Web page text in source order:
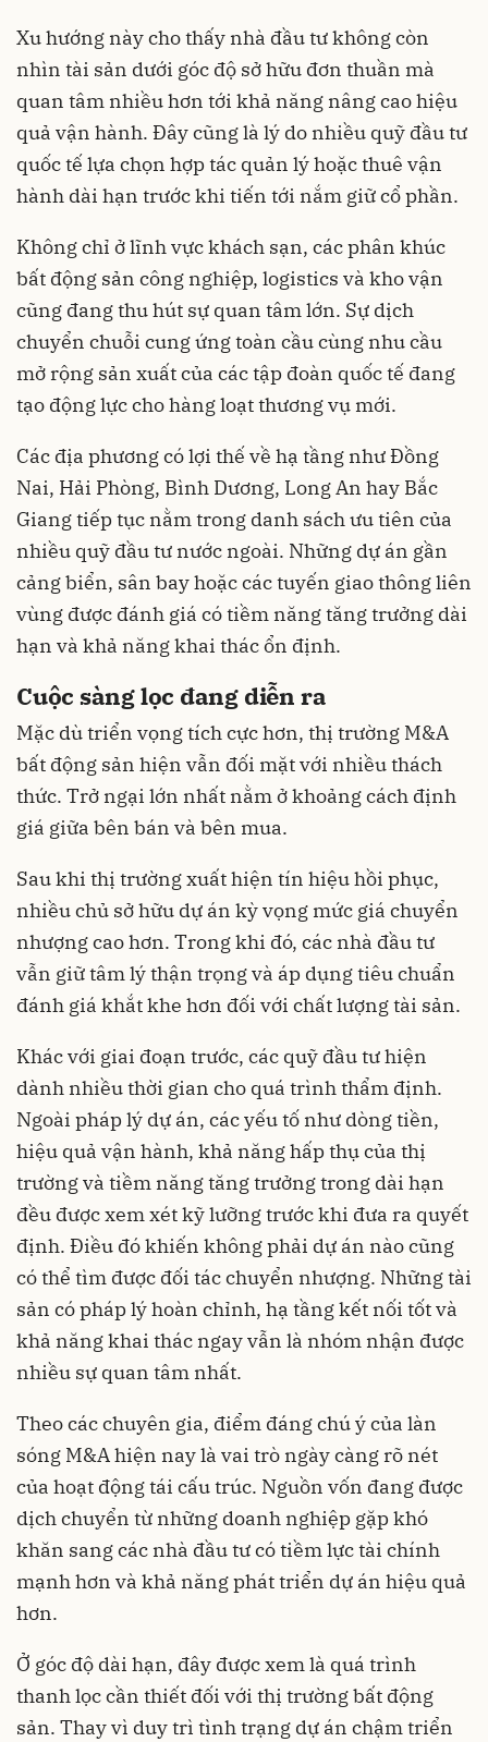
Xu hướng này cho thấy nhà đầu tư không còn
nhìn tài sản dưới góc độ sở hữu đơn thuần mà
quan tâm nhiều hơn tới khả năng nâng cao hiệu
quả vận hành. Đây cũng là lý do nhiều quỹ đầu tư
quốc tế lựa chọn hợp tác quản lý hoặc thuê vận
hành dài hạn trước khi tiến tới nắm giữ cổ phần.
Không chỉ ở lĩnh vực khách sạn, các phân khúc
bất động sản công nghiệp, logistics và kho vận
cũng đang thu hút sự quan tâm lớn. Sự dịch
chuyển chuỗi cung ứng toàn cầu cùng nhu cầu
mở rộng sản xuất của các tập đoàn quốc tế đang
tạo động lực cho hàng loạt thương vụ mới.
Các địa phương có lợi thế về hạ tầng như Đồng
Nai, Hải Phòng, Bình Dương, Long An hay Bắc
Giang tiếp tục nằm trong danh sách ưu tiên của
nhiều quỹ đầu tư nước ngoài. Những dự án gần
cảng biển, sân bay hoặc các tuyến giao thông liên
vùng được đánh giá có tiềm năng tăng trưởng dài
hạn và khả năng khai thác ổn định.
Cuộc sàng lọc đang diễn ra
Mặc dù triển vọng tích cực hơn, thị trường M&A
bất động sản hiện vẫn đối mặt với nhiều thách
thức. Trở ngại lớn nhất nằm ở khoảng cách định
giá giữa bên bán và bên mua.
Sau khi thị trường xuất hiện tín hiệu hồi phục,
nhiều chủ sở hữu dự án kỳ vọng mức giá chuyển
nhượng cao hơn. Trong khi đó, các nhà đầu tư
vẫn giữ tâm lý thận trọng và áp dụng tiêu chuẩn
đánh giá khắt khe hơn đối với chất lượng tài sản.
Khác với giai đoạn trước, các quỹ đầu tư hiện
dành nhiều thời gian cho quá trình thẩm định.
Ngoài pháp lý dự án, các yếu tố như dòng tiền,
hiệu quả vận hành, khả năng hấp thụ của thị
trường và tiềm năng tăng trưởng trong dài hạn
đều được xem xét kỹ lưỡng trước khi đưa ra quyết
định. Điều đó khiến không phải dự án nào cũng
có thể tìm được đối tác chuyển nhượng. Những tài
sản có pháp lý hoàn chỉnh, hạ tầng kết nối tốt và
khả năng khai thác ngay vẫn là nhóm nhận được
nhiều sự quan tâm nhất.
Theo các chuyên gia, điểm đáng chú ý của làn
sóng M&A hiện nay là vai trò ngày càng rõ nét
của hoạt động tái cấu trúc. Nguồn vốn đang được
dịch chuyển từ những doanh nghiệp gặp khó
khăn sang các nhà đầu tư có tiềm lực tài chính
mạnh hơn và khả năng phát triển dự án hiệu quả
hơn.
Ở góc độ dài hạn, đây được xem là quá trình
thanh lọc cần thiết đối với thị trường bất động
sản. Thay vì duy trì tình trạng dự án chậm triển